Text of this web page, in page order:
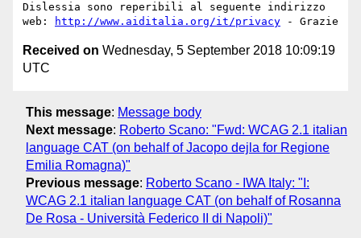
Dislessia sono reperibili al seguente indirizzo
web:
http://www.aiditalia.org/it/privacy
Received on Wednesday, 5 September 2018 10:09:19
UTC
This message: Message body
Next message: Roberto Scano: "Fwd: WCAG 2.1 italian
language CAT (on behalf of Jacopo dejla for Regione
Emilia Romagna)"
Previous message: Roberto Scano - IWA Italy: "I:
WCAG 2.1 italian language CAT (on behalf of Rosanna
De Rosa - Università Federico II di Napoli)"